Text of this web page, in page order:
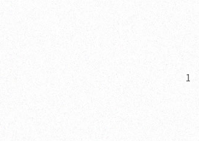
1